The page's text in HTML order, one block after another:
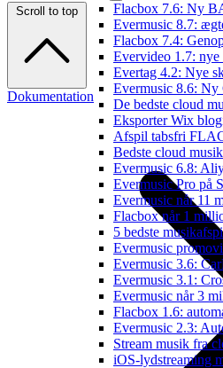
Flacbox 7.6: Ny
Evermusic 8.7:
Flacbox 7.4:
Evervideo 1.7:
Evertag 4.2: Nye
Evermusic 8.6: Ny
De bedste cloud
Eksporter Wix
Afspil tabsfri
Bedste cloud
Evermusic 6.8:
Evermusic Pro på
Evermusic når 11
Flacbox når 1
5 bedste
Evermusic
Evermusic 3.6:
Evermusic 3.1:
Evermusic når 3
Flacbox 1.6:
Evermusic 2.3:
Stream musik fra
iOS-lydstreaming
Scroll to top
Dokumentation